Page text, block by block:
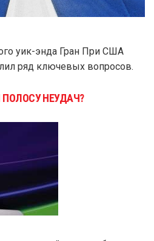
уик-энда Гран При США
ряд ключевых вопросов.
НЕУДАЧ?